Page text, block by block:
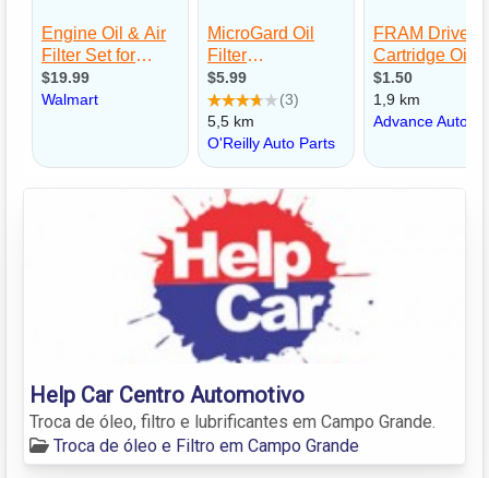
Help Car Centro Automotivo
Troca de óleo, filtro e lubrificantes em Campo Grande.
Troca de óleo e Filtro em Campo Grande